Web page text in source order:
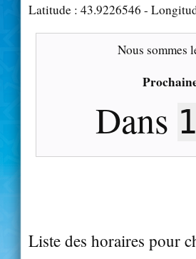
Latitude : 43.9226546 -
Nous sommes
Dans0
Liste des horaires pour